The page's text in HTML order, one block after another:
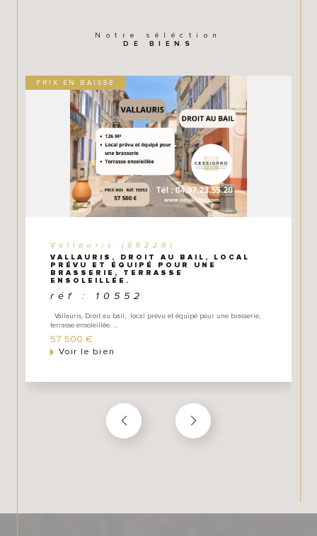
- les visites d'acquéreurs motivés
- un suivi personnalisé
* acheteur :
- l'analyse précise de vos besoins
- la présentation d'affaires en adéquation avec vos
attentes
- un accompagnement juridique, fiscal et financier au
travers de notre réseau (dossier bancaire, mise en
relation avec nos partenaires d'affaires que nous avons
Notre séléction
DE BIENS
PRIX EN BAISSE
Vallauris (06220)
VALLAURIS, DROIT AU BAIL, LOCAL
PRÉVU ET ÉQUIPÉ POUR UNE
BRASSERIE, TERRASSE
ENSOLEILLÉE.
réf : 10552
Vallauris, Droit au bail, local prévu et équipé pour une brasserie,
terrasse ensoleillée. ...
57 500 €
Voir le bien